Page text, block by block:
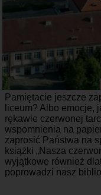
Pamiętacie jeszcze
liceum? Albo emocje,
rękawie czerwonej
wspomnienia na
zaprosić Państwa na
książki „Nasza
wyjątkowe również
poprowadzi nasz